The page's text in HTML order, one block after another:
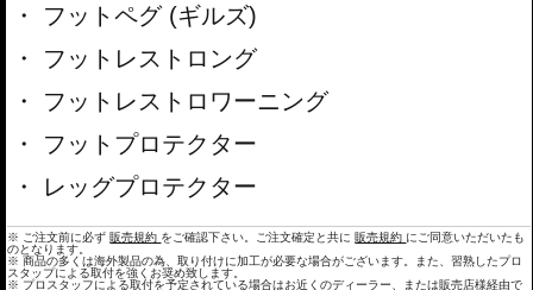
フットペグ (ギルズ)
フットレストロング
フットレストロワーニング
フットプロテクター
レッグプロテクター
※ ご注文前に必ず 販売規約 をご確認下さい。ご注文確定と共に 販売規約 にご同意いただいたも
のとなります。
※ 商品の多くは海外製品の為、取り付けに加工が必要な場合がございます。また、習熟したプロ
スタップによる取付を強くお奨め致します。
※ プロスタッフによる取付を予定されている場合はお近くのディーラー、または販売店様経由で